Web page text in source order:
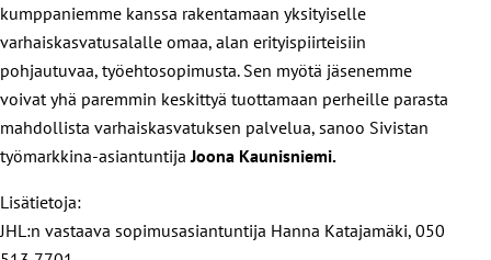
kumppaniemme kanssa rakentamaan yksityiselle
varhaiskasvatusalalle omaa, alan erityispiirteisiin
pohjautuvaa, työehtosopimusta. Sen myötä jäsenemme
voivat yhä paremmin keskittyä tuottamaan perheille parasta
mahdollista varhaiskasvatuksen palvelua, sanoo Sivistan
työmarkkina-asiantuntija Joona Kaunisniemi.
Lisätietoja:
JHL:n vastaava sopimusasiantuntija Hanna Katajamäki, 050